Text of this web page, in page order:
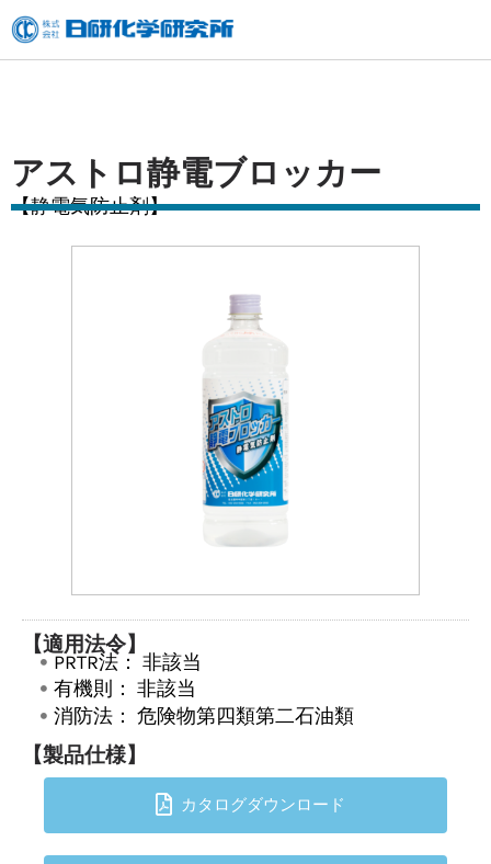
内
キ
ッアストロ静電ブロッカー
【静電気防止剤】
【適用法令】
PRTR法： 非該当
有機則： 非該当
消防法： 危険物第四類第二石油類
【製品仕様】
カタログダウンロード